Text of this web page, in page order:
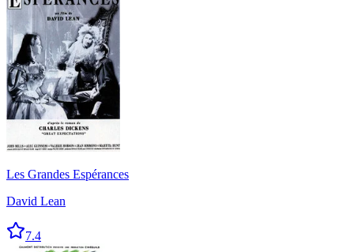
Les Grandes Espérances
David Lean
7.4